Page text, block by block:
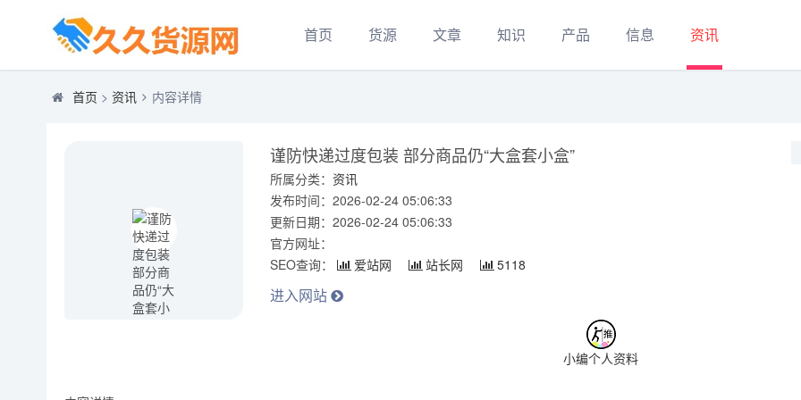
首页 货源 文章 知识 产品 信息 资讯
首页 > 资讯 内容详情
谨防快递过度包装 部分商品仍“大盒套小盒”
所属分类： 资讯
发布时间：2026-02-24 05:06:33
更新日期：2026-02-24 05:06:33
官方网址：
SEO查询：
爱站网 站长网 5118
进入网站
小编个人资料